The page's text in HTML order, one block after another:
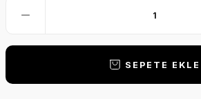
SEPETE EKLE